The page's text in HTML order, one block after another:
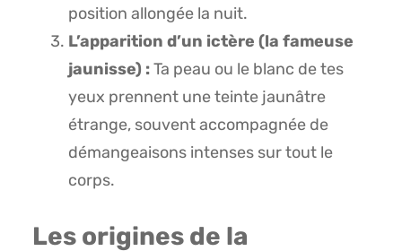
position allongée la nuit.
L’apparition d’un ictère (la fameuse
jaunisse) :Ta peau ou le blanc de tes
yeux prennent une teinte jaunâtre
étrange, souvent accompagnée de
démangeaisons intenses sur tout le
corps.
Les origines de la